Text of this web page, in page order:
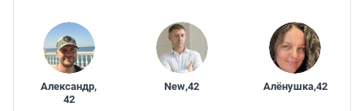
Александр,
42
New,42 Алёнушка,42